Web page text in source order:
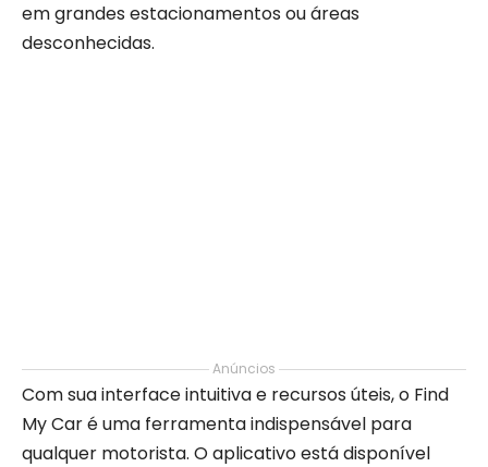
em grandes estacionamentos ou áreas
desconhecidas.
Anúncios
Com sua interface intuitiva e recursos úteis, o Find
My Car é uma ferramenta indispensável para
qualquer motorista. O aplicativo está disponível